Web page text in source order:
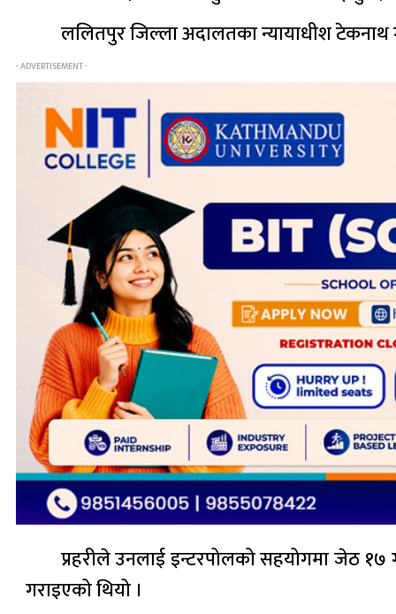
ललितपुर जिल्ला अदालतका न्यायाधीश टेकनाथ
- ADVERTISEMENT -
प्रहरीले उनलाई इन्टरपोलको सहयोगमा जेठ १७
गराइएको थियो ।